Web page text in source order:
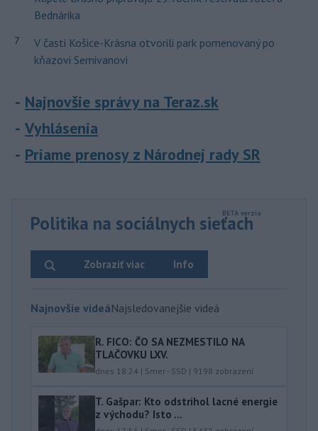
Bednárika
7
V časti Košice-Krásna otvorili park pomenovaný po
kňazovi Semivanovi
Najnovšie správy na Teraz.sk
Vyhlásenia
Priame prenosy z Národnej rady SR
Politika na sociálnych sieťach
Info
Zobraziť viac
Najnovšie videáNajsledovanejšie videá
R. FICO: ČO SA NEZMESTILO NA
TLAČOVKU LXV.
dnes 18:24 | Smer - SSD | 9198 zobrazení
T. Gašpar: Kto odstrihol lacné energie
z východu? Isto ...